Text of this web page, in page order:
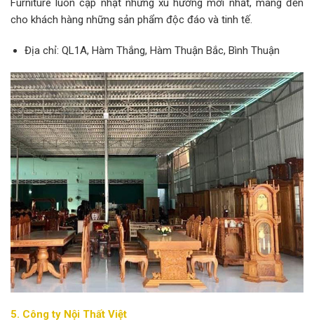
Furniture luôn cập nhật những xu hướng mới nhất, mang đến
cho khách hàng những sản phẩm độc đáo và tinh tế.
Địa chỉ: QL1A, Hàm Thắng, Hàm Thuận Bắc, Bình Thuận
5. Công ty Nội Thất Việt